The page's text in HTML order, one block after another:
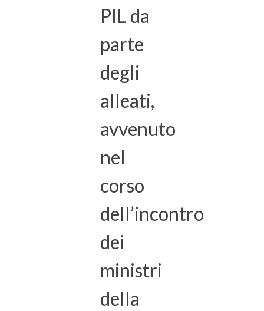
PIL da
parte
degli
alleati,
avvenuto
nel
corso
dell’incontro
dei
ministri
della